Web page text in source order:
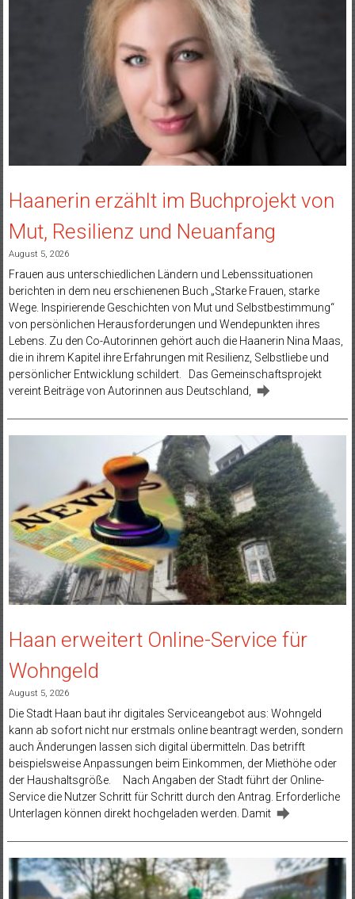
Haanerin erzählt im Buchprojekt von
Mut, Resilienz und Neuanfang
August 5, 2026
Frauen aus unterschiedlichen Ländern und Lebenssituationen
berichten in dem neu erschienenen Buch „Starke Frauen, starke
Wege. Inspirierende Geschichten von Mut und Selbstbestimmung“
von persönlichen Herausforderungen und Wendepunkten ihres
Lebens. Zu den Co-Autorinnen gehört auch die Haanerin Nina Maas,
die in ihrem Kapitel ihre Erfahrungen mit Resilienz, Selbstliebe und
persönlicher Entwicklung schildert. Das Gemeinschaftsprojekt
vereint Beiträge von Autorinnen aus Deutschland,
Haan erweitert Online-Service für
Wohngeld
August 5, 2026
Die Stadt Haan baut ihr digitales Serviceangebot aus: Wohngeld
kann ab sofort nicht nur erstmals online beantragt werden, sondern
auch Änderungen lassen sich digital übermitteln. Das betrifft
beispielsweise Anpassungen beim Einkommen, der Miethöhe oder
der Haushaltsgröße. Nach Angaben der Stadt führt der Online-
Service die Nutzer Schritt für Schritt durch den Antrag. Erforderliche
Unterlagen können direkt hochgeladen werden. Damit